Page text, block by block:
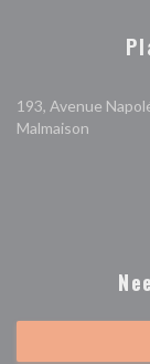
193, Avenue
Malmaison